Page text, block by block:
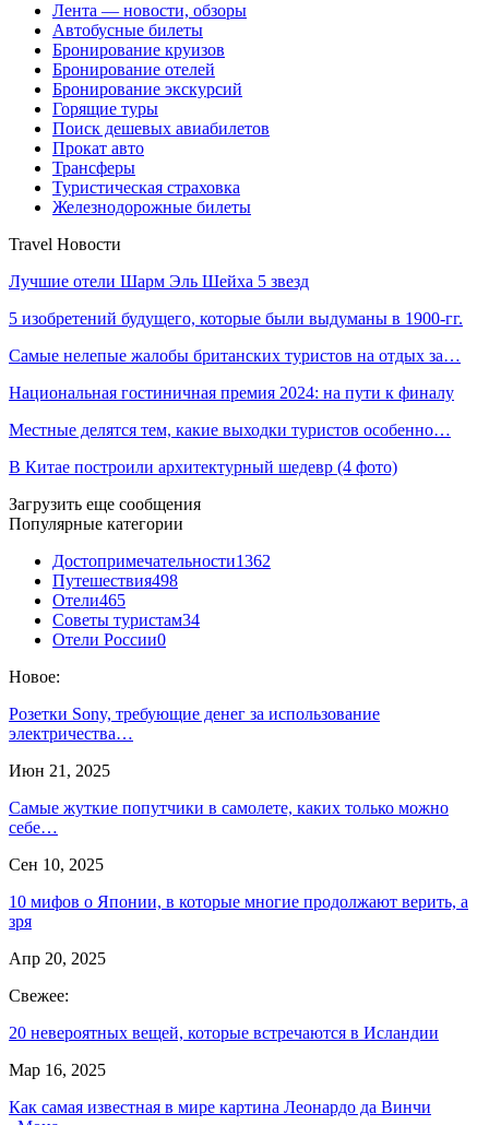
Лента — новости, обзоры
Автобусные билеты
Бронирование круизов
Бронирование отелей
Бронирование экскурсий
Горящие туры
Поиск дешевых авиабилетов
Прокат авто
Трансферы
Туристическая страховка
Железнодорожные билеты
Travel Новости
Лучшие отели Шарм Эль Шейха 5 звезд
5 изобретений будущего, которые были выдуманы в 1900-гг.
Самые нелепые жалобы британских туристов на отдых за…
Национальная гостиничная премия 2024: на пути к финалу
Местные делятся тем, какие выходки туристов особенно…
В Китае построили архитектурный шедевр (4 фото)
Загрузить еще сообщения
Популярные категории
Достопримечательности1362
Путешествия498
Отели465
Советы туристам34
Отели России0
Новое:
Розетки Sony, требующие денег за использование
электричества…
Июн 21, 2025
Самые жуткие попутчики в самолете, каких только можно
себе…
Сен 10, 2025
10 мифов о Японии, в которые многие продолжают верить, а
зря
Апр 20, 2025
Свежее:
20 невероятных вещей, которые встречаются в Исландии
Мар 16, 2025
Как самая известная в мире картина Леонардо да Винчи